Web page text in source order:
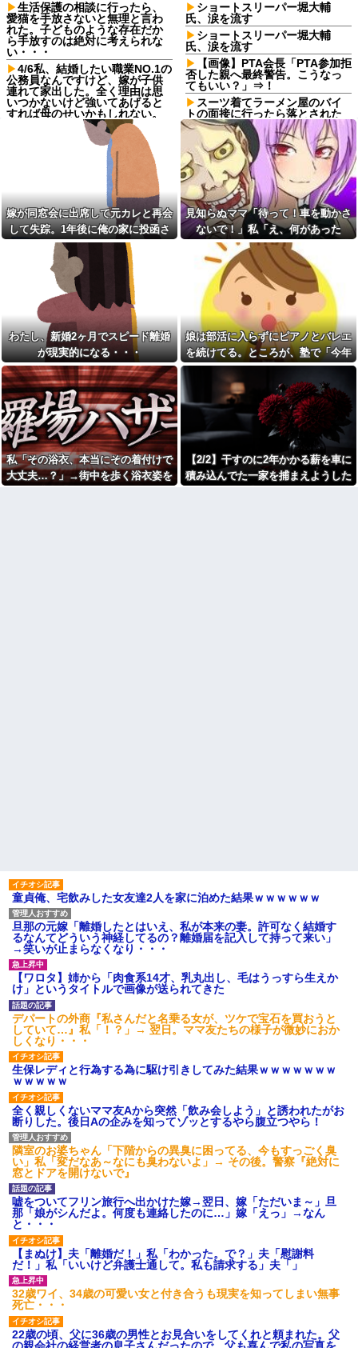
生活保護の相談に行ったら、
愛猫を手放さないと無理と言わ
れた。子どものような存在だか
ら手放すのは絶対に考えられな
い・・・
4/6私、結婚したい職業NO.1の
公務員なんですけど、嫁が子供
連れて家出した。全く理由は思
いつかないけど強いてあげると
すれば母のせいかもしれない。
嫁のせいでアトピー悪化しそう
WWWWWWWWWWWWWWWW
【悲報】 婚約指輪が「たった
の0.3ct」で毎日泣いてる私がヤ
バすぎる理由がコレｗｗｗｗｗ
タイミング悪かった。猫を拾
ったのが年末でそのまま年を越
すことになった
今日から業務報告書の「庶
務」っていう大項目が急に廃止
されたんだけど意味不明すぎる
床屋さんごっこと言って母親
の髪を切った友達が笑顔で「は
い、次〇〇の番！」とハサミを
差し出してきた。
浮気相手との性行為時間→3時
間、嫁との性行為時間→15分
wwwwwwwww
引越して一週間経った頃、隣
の奥さんから「掃除機の音がう
るさい」と苦情があった。静か
に暮らしていたはずなのに、原
因を探るとまさかの事実が…
赤信号で追突してきた加害女
性、降りてこず謝罪ポーズ
→「わざとじゃないのに保険使
触らないでよ！」キチママ『そ
こに金庫があったから、開けて
みようとしただけ☆』義兄「泥
は出てけ！二度と来るな！」結
果・・・
私「初めて飲む味だけどなん
のお茶？」彼「ちっ！」私「」
【GIF】JSのカンチョーワロ
タ
後続車にクラクションを鳴ら
され彼氏が逆切れ。「何クラク
ション鳴らしてんだ！降りてこ
いよ！」と怒鳴りだし...
【衝撃】報酬100万円超の治験
募集がこちらｗｗｗｗｗ(※画像
あり)
【ネット騒然】惨殺されたタ
ワマン頂き女子のこの動画、す
げえええええｗｗｗｗｗｗｗｗ
ｗｗｗ
【愕然】白のクラウン俺氏、
高速道路左車線を制限速度で走
った結果wwwwwwwwwwww
百年の恋12-899 食べた量を
張り合ってくる
【悲報】佐藤輝明・・・２軍
でも盛大にやらかす←あまり悲
しませないでくれ
ショートスリーパー堀大輔
氏、涙を流す
ショートスリーパー堀大輔
氏、涙を流す
【画像】PTA会長「PTA参加拒
否した親へ最終警告。こうなっ
てもいい？」⇒！
スーツ着てラーメン屋のバイ
トの面接に行ったら落とされた
ｗ
「子供を作らなきゃよかっ
た」思い通りの人生設計になら
ず妻へ暴言を吐く友人。離婚を
突きつけられ鬱になった友人に
かけた『最後の一言』←後味が
悪すぎて心が痛む
20年くらい前だけど当時お付
き合いがあった仲間が神社に赤
いものを身につけちゃいけない
と言ってた
【トー横キッズ】家庭環境や
毒親とのトラブルに悩む若者
「大人に相談しても具体的に何
もしてくれない」EXIT兼近「搾
取しようとする大人をどう除外
するか」
スープカレー流行期にジャガ
イモ煮崩れでドロドロの「大惨
事カレー」を錬成してしまった
レーじゃない！」→私「作り直
す？」→母「捨てるの禁止！」
という逃げ場ゼロで理不尽すぎ
俺｢そろそろ子供がほしい｣嫁
｢弟君の面倒が見れなくなるから
今は無理。まだ見ぬ我が子より
弟君の方が大事｣俺｢あんなクソ
ガキ可愛くない｣嫁｢やっぱりね｣
→マジギレしちゃった
嫁が同窓会に出席して元カレと再会
して失踪。1年後に俺の家に投函さ
れたものがこれ...
見知らぬママ「待って！車を動かさ
ないで！」私「え、何があった
の！？」→慌てて降りると園長先生
が激怒していて…
わたし、新婚2ヶ月でスピード離婚
が現実的になる・・・
娘は部活に入らずにピアノとバレエ
を続けてる。ところが、塾で「今年
の合唱コン伴奏は諦めなさい」と言
われたらしく...
私「その浴衣、本当にその着付けで
大丈夫…？」→街中を歩く浴衣姿を
【2/2】干すのに2年かかる薪を車に
積み込んでた一家を捕まえようした
童貞俺、宅飲みした女友達2人を家に泊めた結果ｗｗｗｗｗｗ
旦那の元嫁「離婚したとはいえ、私が本来の妻。許可なく結婚す
るなんてどういう神経してるの？離婚届を記入して持って来い」
→笑いが止まらなくなり・・・
【ワロタ】姉から「肉食系14才、乳丸出し、毛はうっすら生えか
け」というタイトルで画像が送られてきた
デパートの外商『私さんだと名乗る女が、ツケで宝石を買おうと
していて…』私「！？」→ 翌日。ママ友たちの様子が微妙におか
しくなり・・・
生保レディと行為する為に駆け引きしてみた結果ｗｗｗｗｗｗｗ
ｗｗｗｗｗ
全く親しくないママ友Aから突然「飲み会しよう」と誘われたがお
断りした。後日Aの企みを知ってゾッとするやら腹立つやら！
隣室のお婆ちゃん「下階からの異臭に困ってる、今もすっごく臭
い」私「変だなあ～なにも臭わないよ」→ その後。警察『絶対に
窓とドアを開けないで』
嘘をついてフリン旅行へ出かけた嫁→翌日、嫁「ただいま～」旦
那「娘がシんだよ。何度も連絡したのに…」嫁「えっ」→なん
と・・・
【まぬけ】夫「離婚だ！」私「わかった。で？」夫「慰謝料
だ！」私「いいけど弁護士通して。私も請求する」夫「」
32歳ワイ、34歳の可愛い女と付き合うも現実を知ってしまい無事
死亡・・・
22歳の頃、父に36歳の男性とお見合いをしてくれと頼まれた。父
の親会社の経営者の息子さんだったので、父も喜んで私の写真を